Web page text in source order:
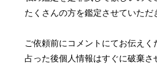
たくさんの方を鑑定させていただ
ご依頼前にコメントにてお伝えく
占った後個人情報はすぐに破棄さ